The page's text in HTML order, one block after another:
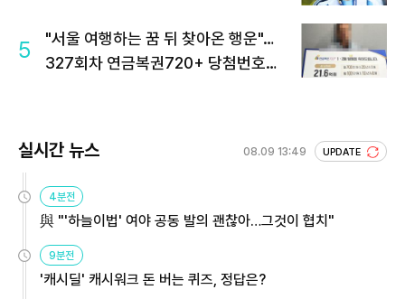
5
"서울 여행하는 꿈 뒤 찾아온 행운"…
327회차 연금복권720+ 당첨번호조
실시간 뉴스 08.09 13:49 UPDATE
4분전
與 "'하늘이법' 여야 공동 발의 괜찮아…그것이 협치"
9분전
'캐시딜' 캐시워크 돈 버는 퀴즈, 정답은?